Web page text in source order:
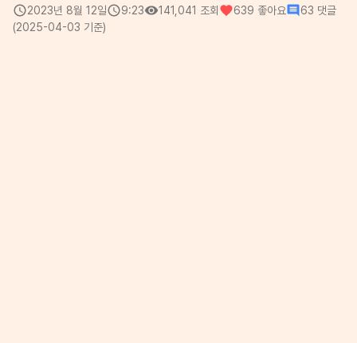
2023년 8월 12일 9:23 141,041 조회 639 좋아요 63 댓글
(2025-04-03 기준)